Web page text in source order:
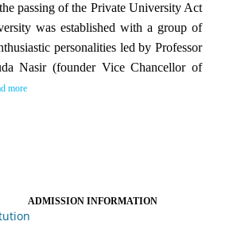
passing of the Private University Act
was established with a group of
personalities led by Professor
Nasir (founder Vice Chancellor of
more
ADMISSION INFORMATION